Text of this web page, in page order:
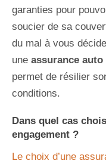
garanties pour
soucier de sa
du mal à vous
une assurance
permet de résilier
conditions.
Dans quel cas
engagement ?
Le choix d’une